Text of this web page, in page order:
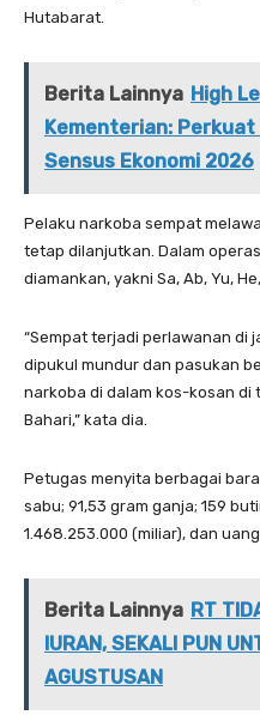
Hutabarat.
Berita Lainnya High
Kementerian:
Sensus Ekonomi 2026
Pelaku narkoba sempat
tetap dilanjutkan. Dalam
diamankan, yakni Sa, Ab, Yu, He,
“Sempat terjadi perlawanan di
dipukul mundur dan pasukan
narkoba di dalam kos-kosan di
Bahari,” kata dia.
Petugas menyita berbagai
sabu; 91,53 gram ganja; 159
1.468.253.000 (miliar), dan
Berita Lainnya RT
IURAN, SEKALI PUN
AGUSTUSAN